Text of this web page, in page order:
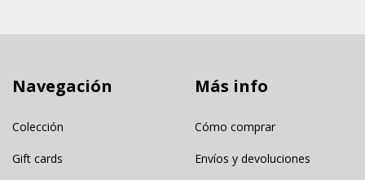
Navegación
Colección
Gift cards
Más info
Cómo comprar
Envíos y devoluciones